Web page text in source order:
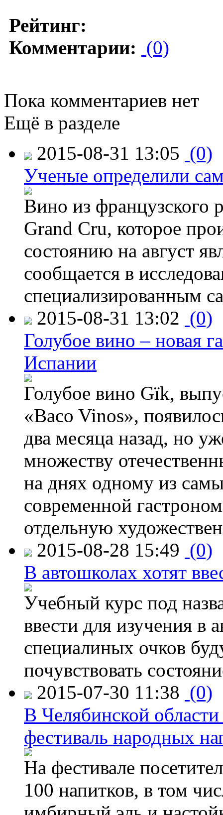
Рейтинг:
Комментарии: (0)
Пока комментариев нет
Ещё в разделе
2015-08-31 13:05 (0)
Ученые определили
Вино из французского
Grand Cru, которое
состоянию на август
сообщается в
специализированным
2015-08-31 13:02 (0)
Голубое вино – новая
Испании
Голубое вино Gïk,
«Baco Vinos»,
два месяца назад, но
множеству
на днях одному из
современной
отдельную
2015-08-28 15:49 (0)
В автошколах хотят
Учебный курс под
ввести для изучения
специалиных очков
почувствовать
2015-07-30 11:38 (0)
В Челябинской
фестиваль народных
На фестивале
100 напитков, в том